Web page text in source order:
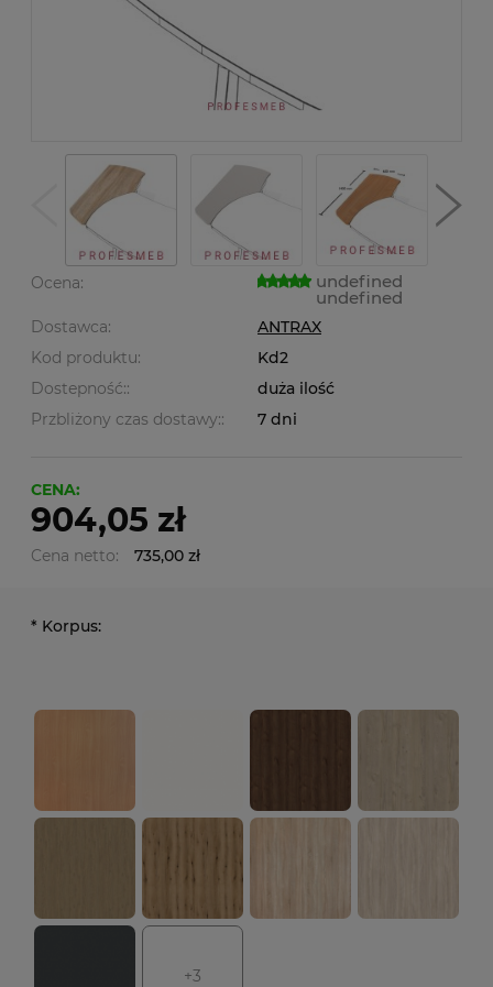
Ocena: undefined
undefined
Dostawca:
ANTRAX
Kod produktu:
Kd2
Dostepność::
duża ilość
Przbliżony czas dostawy::
7 dni
CENA:
904,05 zł
Cena netto: 735,00 zł
* Korpus:
+3